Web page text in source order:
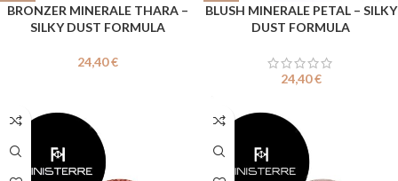
BRONZER MINERALE THARA –
SILKY DUST FORMULA
24,40€
BLUSH MINERALE PETAL – SILKY
DUST FORMULA
24,40€